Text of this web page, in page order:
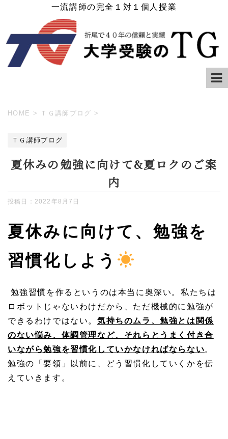
一流講師の完全１対１個人授業
HOME > ＴＧ講師ブログ >
ＴＧ講師ブログ
夏休みの勉強に向けて&夏ロクのご案
内
投稿日： 2022年8月7日
夏休みに向けて、勉強を
習慣化しよう
勉強習慣を作るというのは本当に奥深い。私たちは
ロボットじゃないわけだから、ただ機械的に勉強が
できるわけではない。気持ちのムラ、勉強とは関係
のない悩み、体調管理など、それらとうまく付き合
いながら勉強を習慣化していかなければならない。
勉強の「要領」以前に、どう習慣化していくかを伝
えていきます。